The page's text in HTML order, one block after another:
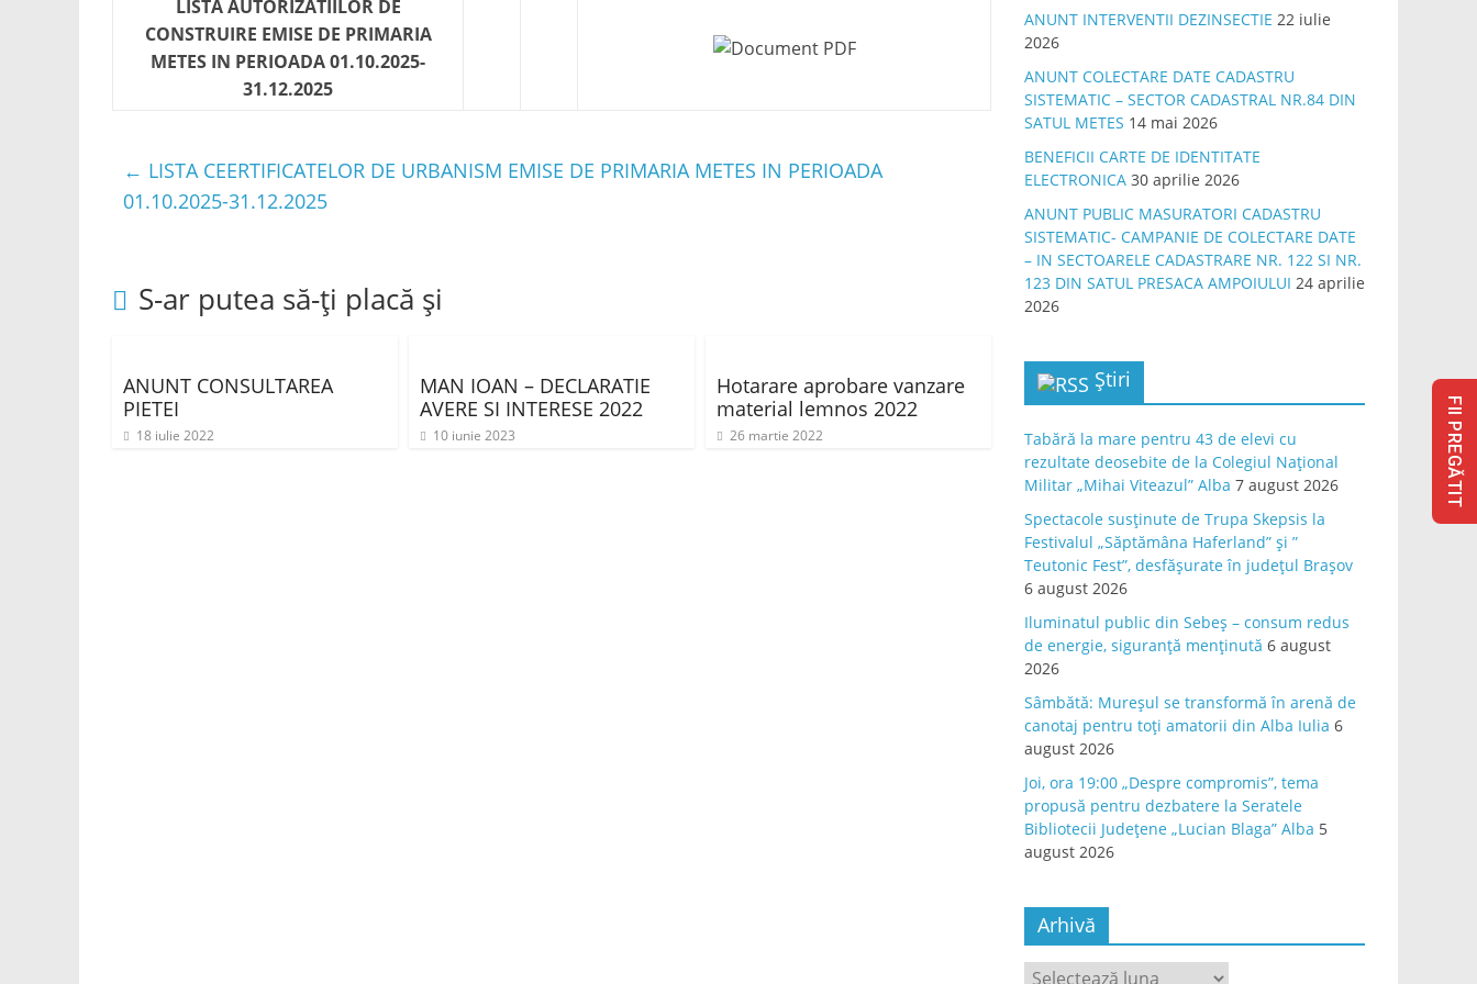
LISTA AUTORIZATIILOR DE
CONSTRUIRE EMISE DE PRIMARIA
METES IN PERIOADA 01.10.2025-
31.12.2025
← LISTA CEERTIFICATELOR DE URBANISM EMISE DE PRIMARIA METES IN PERIOADA
01.10.2025-31.12.2025
S-ar putea să-ți placă și
ANUNT CONSULTAREA
PIETEI
18 iulie 2022
MAN IOAN – DECLARATIE
AVERE SI INTERESE 2022
10 iunie 2023
Hotarare aprobare vanzare
material lemnos 2022
26 martie 2022
ANUNT INTERVENTII DEZINSECTIE 22 iulie
2026
ANUNT COLECTARE DATE CADASTRU
SISTEMATIC – SECTOR CADASTRAL NR.84 DIN
SATUL METES 14 mai 2026
BENEFICII CARTE DE IDENTITATE
ELECTRONICA 30 aprilie 2026
ANUNT PUBLIC MASURATORI CADASTRU
SISTEMATIC- CAMPANIE DE COLECTARE DATE
– IN SECTOARELE CADASTRARE NR. 122 SI NR.
123 DIN SATUL PRESACA AMPOIULUI 24 aprilie
2026
Știri
Tabără la mare pentru 43 de elevi cu
rezultate deosebite de la Colegiul Național
Militar „Mihai Viteazul” Alba 7 august 2026
Spectacole susținute de Trupa Skepsis la
Festivalul „Săptămâna Haferland” și ”
Teutonic Fest”, desfășurate în județul Brașov
6 august 2026
Iluminatul public din Sebeș – consum redus
de energie, siguranță menținută 6 august
2026
Sâmbătă: Mureșul se transformă în arenă de
canotaj pentru toți amatorii din Alba Iulia 6
august 2026
Joi, ora 19:00 „Despre compromis”, tema
propusă pentru dezbatere la Seratele
Bibliotecii Județene „Lucian Blaga” Alba 5
august 2026
Arhivă
Arhivă
FII PREGĂTIT